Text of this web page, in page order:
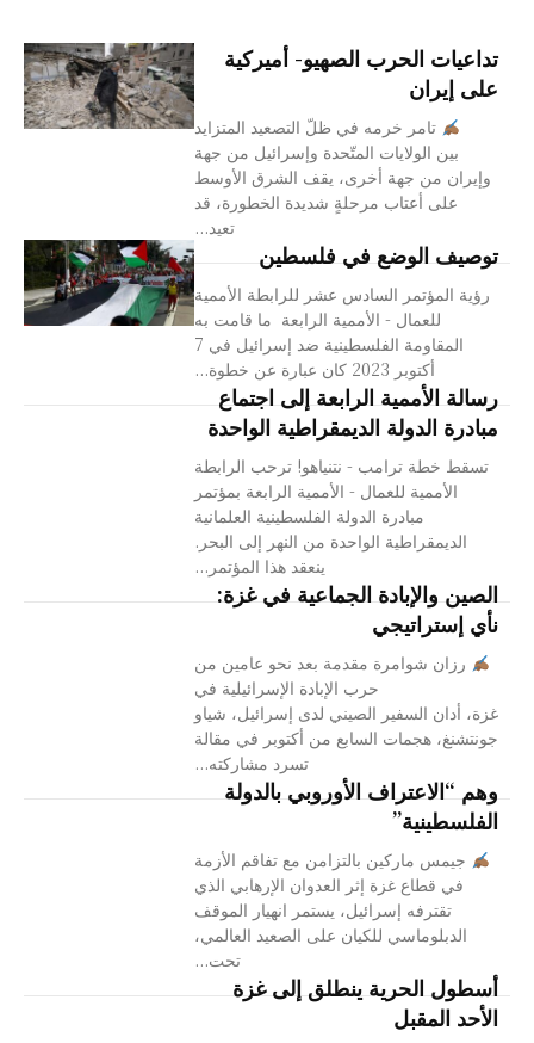
تداعيات الحرب الصهيو- أميركية
على إيران
تامر خرمه في ظلّ التصعيد المتزايد
بين الولايات المتّحدة وإسرائيل من جهة
وإيران من جهة أخرى، يقف الشرق الأوسط
على أعتاب مرحلةٍ شديدة الخطورة، قد
تعيد...
توصيف الوضع في فلسطين
رؤية المؤتمر السادس عشر للرابطة الأممية
للعمال - الأممية الرابعة ما قامت به
المقاومة الفلسطينية ضد إسرائيل في 7
أكتوبر 2023 كان عبارة عن خطوة...
رسالة الأممية الرابعة إلى اجتماع
مبادرة الدولة الديمقراطية الواحدة
تسقط خطة ترامب - نتنياهو! ترحب الرابطة
الأممية للعمال - الأممية الرابعة بمؤتمر
مبادرة الدولة الفلسطينية العلمانية
الديمقراطية الواحدة من النهر إلى البحر.
ينعقد هذا المؤتمر...
الصين والإبادة الجماعية في غزة:
نأي إستراتيجي
رزان شوامرة مقدمة بعد نحو عامين من
حرب الإبادة الإسرائيلية في
غزة، أدان السفير الصيني لدى إسرائيل، شياو
جونتشنغ، هجمات السابع من أكتوبر في مقالة
تسرد مشاركته...
وهم “الاعتراف الأوروبي بالدولة
الفلسطينية”
جيمس ماركين بالتزامن مع تفاقم الأزمة
في قطاع غزة إثر العدوان الإرهابي الذي
تقترفه إسرائيل، يستمر انهيار الموقف
الدبلوماسي للكيان على الصعيد العالمي،
تحت...
أسطول الحرية ينطلق إلى غزة
الأحد المقبل